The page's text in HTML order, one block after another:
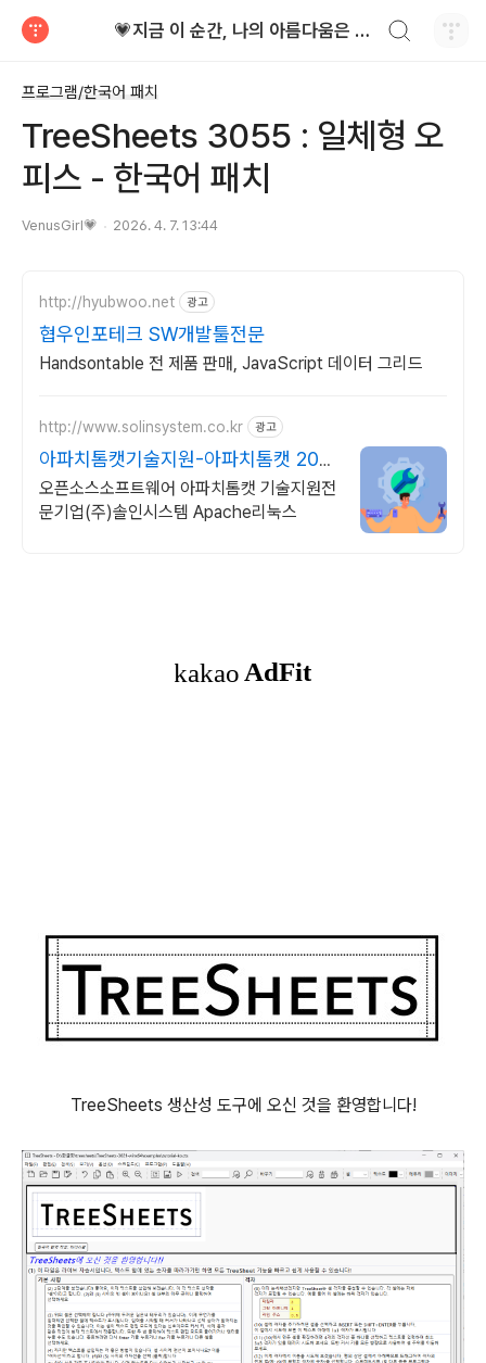
💗지금 이 순간, 나의 아름다움은 가장 빛난다!
프로그램/한국어 패치
TreeSheets 3055 : 일체형 오
피스 - 한국어 패치
VenusGirl💗 2026. 4. 7. 13:44
http://hyubwoo.net 광고
협우인포테크 SW개발툴전문
Handsontable 전 제품 판매, JavaScript 데이터 그리드
http://www.solinsystem.co.kr 광고
아파치톰캣기술지원-아파치톰캣 20년
이상 기술지원 노하우
오픈소스소프트웨어 아파치톰캣 기술지원전
문기업(주)솔인시스템 Apache리눅스
TreeSheets 생산성 도구에 오신 것을 환영합니다!